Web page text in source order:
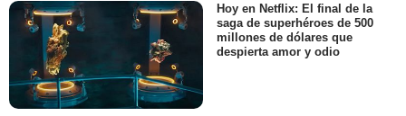
Hoy en Netflix: El final de la
saga de superhéroes de 500
millones de dólares que
despierta amor y odio